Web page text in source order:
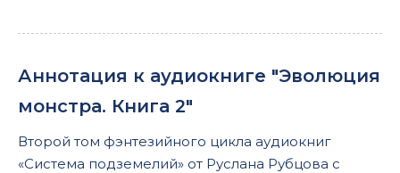
13
14
15
Аннотация к аудиокниге "Эволюция
монстра. Книга 2"
Второй том фэнтезийного цикла аудиокниг
«Система подземелий» от Руслана Рубцова с